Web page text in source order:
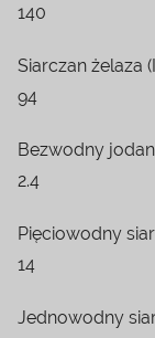
140
Siarczan żelaza
94
Bezwodny
2.4
Pięciowodny
14
Jednowodny